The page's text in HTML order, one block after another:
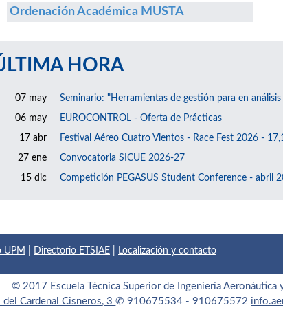
Ordenación Académica MUSTA
HORA
07 may Seminario: "Herramientas de gestión para en
06 may EUROCONTROL - Oferta de Prácticas
17 abr Festival Aéreo Cuatro Vientos - Race Fest 2026 -
27 ene Convocatoria SICUE 2026-27
15 dic Competición PEGASUS Student Conference - abril
UPM Directorio ETSIAE Localización y contacto
© 2017 Escuela Técnica Superior de Ingeniería Aeronáutica
del Cardenal Cisneros, 3✆ 910675534 - 910675572